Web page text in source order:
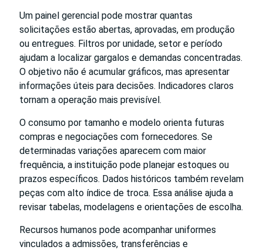
Um painel gerencial pode mostrar quantas
solicitações estão abertas, aprovadas, em produção
ou entregues. Filtros por unidade, setor e período
ajudam a localizar gargalos e demandas concentradas.
O objetivo não é acumular gráficos, mas apresentar
informações úteis para decisões. Indicadores claros
tornam a operação mais previsível.
O consumo por tamanho e modelo orienta futuras
compras e negociações com fornecedores. Se
determinadas variações aparecem com maior
frequência, a instituição pode planejar estoques ou
prazos específicos. Dados históricos também revelam
peças com alto índice de troca. Essa análise ajuda a
revisar tabelas, modelagens e orientações de escolha.
Recursos humanos pode acompanhar uniformes
vinculados a admissões, transferências e